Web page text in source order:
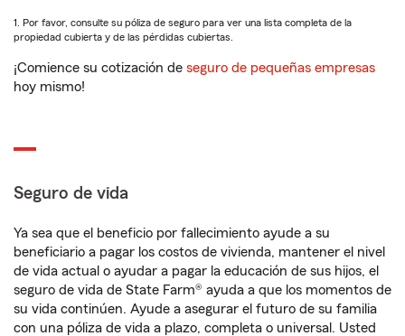
1. Por favor, consulte su póliza de seguro para ver una lista completa de la
propiedad cubierta y de las pérdidas cubiertas.
¡Comience su cotización de seguro de pequeñas empresas
hoy mismo!
Seguro de vida
Ya sea que el beneficio por fallecimiento ayude a su
beneficiario a pagar los costos de vivienda, mantener el nivel
de vida actual o ayudar a pagar la educación de sus hijos, el
seguro de vida de State Farm® ayuda a que los momentos de
su vida continúen. Ayude a asegurar el futuro de su familia
con una póliza de vida a plazo, completa o universal. Usted